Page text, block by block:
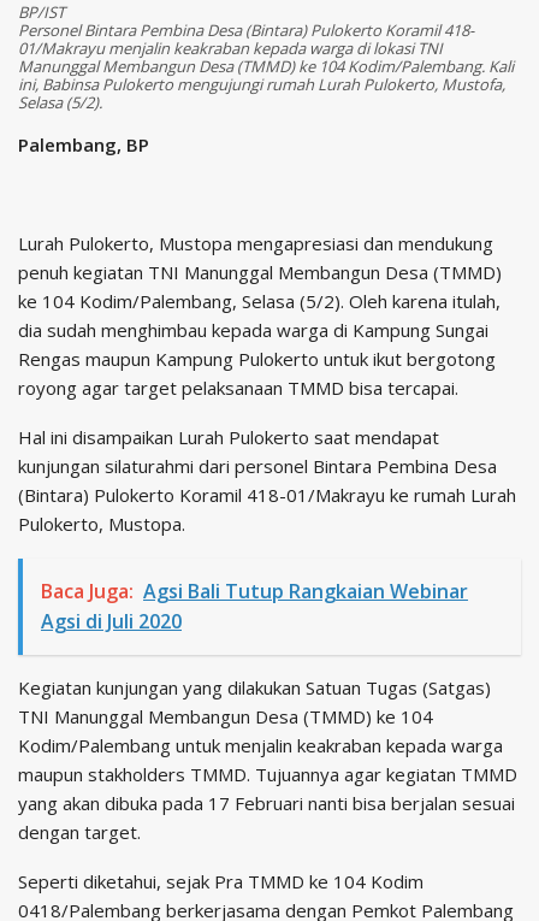
BP/IST
Personel Bintara Pembina Desa (Bintara) Pulokerto Koramil 418-
01/Makrayu menjalin keakraban kepada warga di lokasi TNI
Manunggal Membangun Desa (TMMD) ke 104 Kodim/Palembang. Kali
ini, Babinsa Pulokerto mengujungi rumah Lurah Pulokerto, Mustofa,
Selasa (5/2).
Palembang, BP
Lurah Pulokerto, Mustopa mengapresiasi dan mendukung
penuh kegiatan TNI Manunggal Membangun Desa (TMMD)
ke 104 Kodim/Palembang, Selasa (5/2). Oleh karena itulah,
dia sudah menghimbau kepada warga di Kampung Sungai
Rengas maupun Kampung Pulokerto untuk ikut bergotong
royong agar target pelaksanaan TMMD bisa tercapai.
Hal ini disampaikan Lurah Pulokerto saat mendapat
kunjungan silaturahmi dari personel Bintara Pembina Desa
(Bintara) Pulokerto Koramil 418-01/Makrayu ke rumah Lurah
Pulokerto, Mustopa.
Baca Juga: Agsi Bali Tutup Rangkaian Webinar
Agsi di Juli 2020
Kegiatan kunjungan yang dilakukan Satuan Tugas (Satgas)
TNI Manunggal Membangun Desa (TMMD) ke 104
Kodim/Palembang untuk menjalin keakraban kepada warga
maupun stakholders TMMD. Tujuannya agar kegiatan TMMD
yang akan dibuka pada 17 Februari nanti bisa berjalan sesuai
dengan target.
Seperti diketahui, sejak Pra TMMD ke 104 Kodim
0418/Palembang berkerjasama dengan Pemkot Palembang